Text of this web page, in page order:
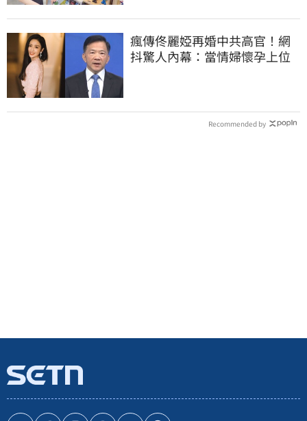
瘋傳佟麗婭再婚中共高官！網
抖驚人內幕：當情婦懷孕上位
Recommended by